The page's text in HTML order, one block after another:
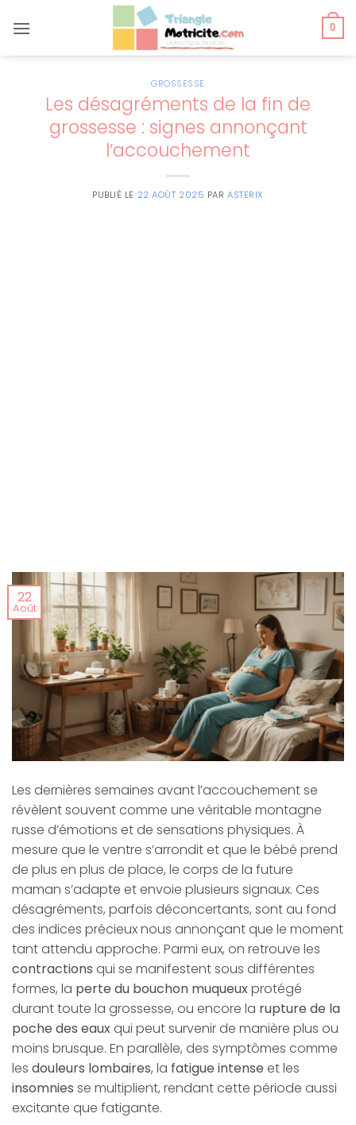
au
0
GROSSESSE
Les désagréments de la fin de
grossesse : signes annonçant
l’accouchement
PUBLIÉ LE 22 AOÛT 2025 PARASTERIX
22
Août
Les dernières semaines avant l’accouchement se
révèlent souvent comme une véritable montagne
russe d’émotions et de sensations physiques. À
mesure que le ventre s’arrondit et que le bébé prend
de plus en plus de place, le corps de la future
maman s’adapte et envoie plusieurs signaux. Ces
désagréments, parfois déconcertants, sont au fond
des indices précieux nous annonçant que le moment
tant attendu approche. Parmi eux, on retrouve les
contractions qui se manifestent sous différentes
formes, la perte du bouchon muqueuxprotégé
durant toute la grossesse, ou encore la rupture de la
poche des eauxqui peut survenir de manière plus ou
moins brusque. En parallèle, des symptômes comme
les douleurs lombaires, la fatigue intense et les
insomnies se multiplient, rendant cette période aussi
excitante que fatigante.